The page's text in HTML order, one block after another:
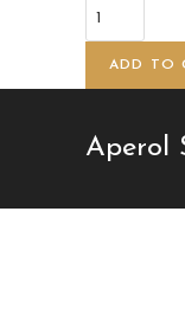
ADD TO
Aperol